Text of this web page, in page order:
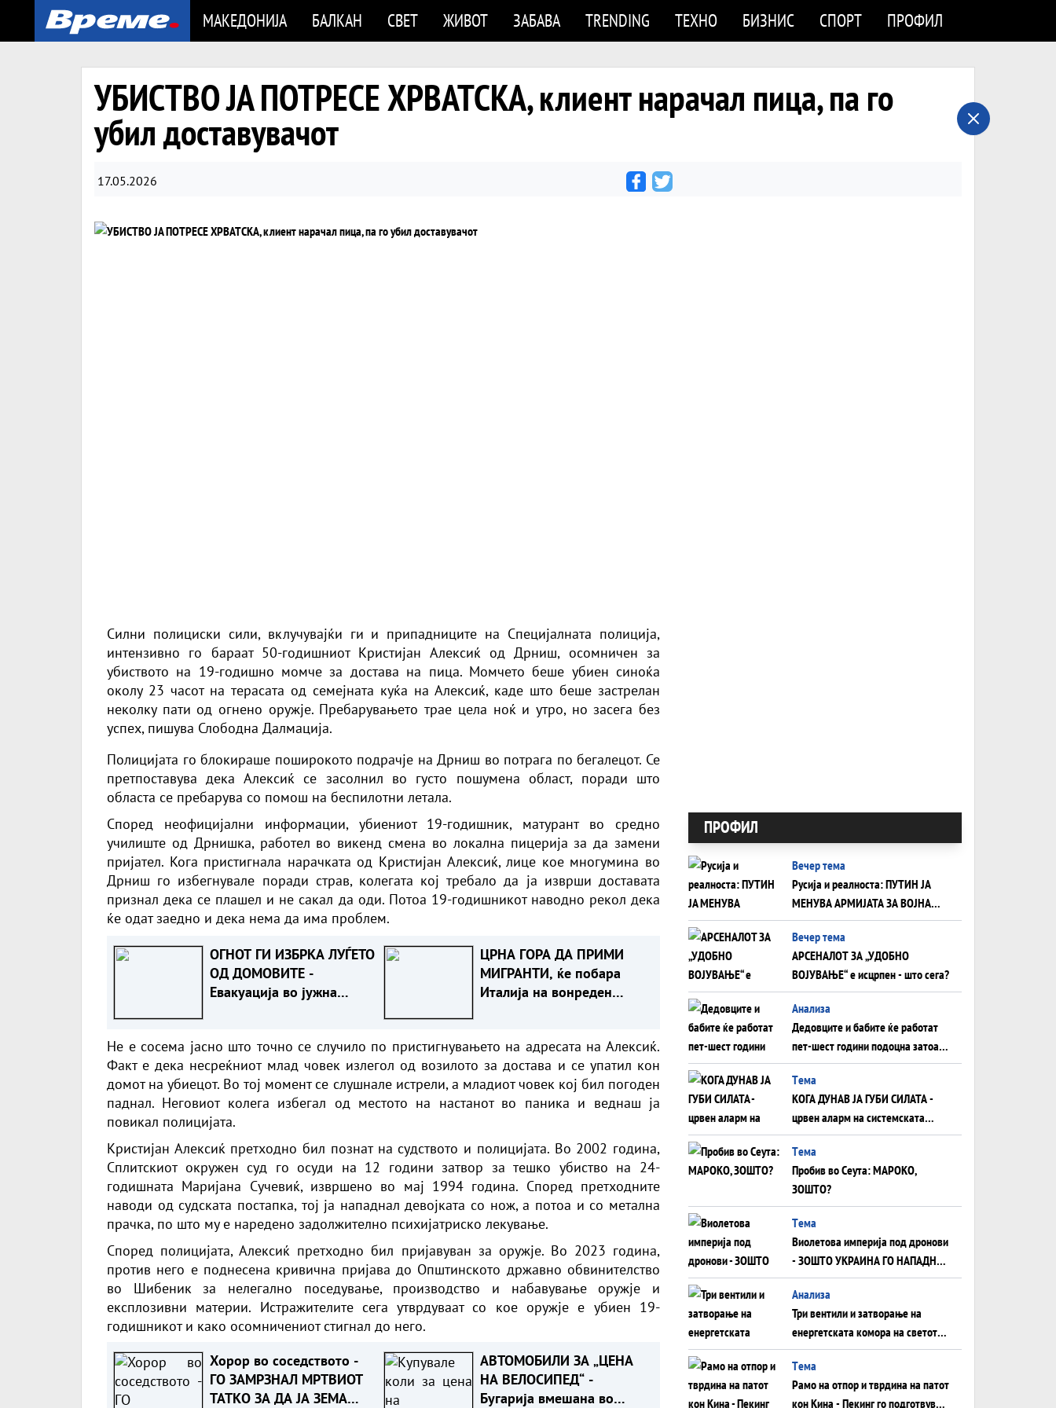
МАКЕДОНИЈА БАЛКАН СВЕТ ЖИВОТ ЗАБАВА TRENDING ТЕХНО БИЗНИС СПОРТ ПРОФИЛ
УБИСТВО ЈА ПОТРЕСЕ ХРВАТСКА, клиент нарачал пица, па го
убил доставувачот
17.05.2026
Силни полициски сили, вклучувајќи ги и припадниците на Специјалната полиција,
интензивно го бараат 50-годишниот Кристијан Алексиќ од Дрниш, осомничен за
убиството на 19-годишно момче за достава на пица. Момчето беше убиен синоќа
околу 23 часот на терасата од семејната куќа на Алексиќ, каде што беше застрелан
неколку пати од огнено оружје. Пребарувањето трае цела ноќ и утро, но засега без
успех, пишува Слободна Далмација.
Полицијата го блокираше поширокото подрачје на Дрниш во потрага по бегалецот. Се
претпоставува дека Алексиќ се засолнил во густо пошумена област, поради што
областа се пребарува со помош на беспилотни летала.
Според неофицијални информации, убиениот 19-годишник, матурант во средно
училиште од Дрнишка, работел во викенд смена во локална пицерија за да замени
пријател. Кога пристигнала нарачката од Кристијан Алексиќ, лице кое многумина во
Дрниш го избегнувале поради страв, колегата кој требало да ја изврши доставата
признал дека се плашел и не сакал да оди. Потоа 19-годишникот наводно рекол дека
ќе одат заедно и дека нема да има проблем.
ОГНОТ ГИ ИЗБРКА ЛУЃЕТО
ОД ДОМОВИТЕ -
Евакуација во јужна
јазици
ЦРНА ГОРА ДА ПРИМИ
МИГРАНТИ, ќе побара
Италија на вонреден
Не е сосема јасно што точно се случило по пристигнувањето на адресата на Алексиќ.
Факт е дека несреќниот млад човек излегол од возилото за достава и се упатил кон
домот на убиецот. Во тој момент се слушнале истрели, а младиот човек кој бил погоден
паднал. Неговиот колега избегал од местото на настанот во паника и веднаш ја
повикал полицијата.
Кристијан Алексиќ претходно бил познат на судството и полицијата. Во 2002 година,
Сплитскиот окружен суд го осуди на 12 години затвор за тешко убиство на 24-
годишната Маријана Сучевиќ, извршено во мај 1994 година. Според претходните
наводи од судската постапка, тој ја нападнал девојката со нож, а потоа и со метална
прачка, по што му е наредено задолжително психијатриско лекување.
Според полицијата, Алексиќ претходно бил пријавуван за оружје. Во 2023 година,
против него е поднесена кривична пријава до Општинското државно обвинителство
во Шибеник за нелегално поседување, производство и набавување оружје и
експлозивни материи. Истражителите сега утврдуваат со кое оружје е убиен 19-
годишникот и како осомничениот стигнал до него.
Хорор во соседството -
ГО ЗАМРЗНАЛ МРТВИОТ
ТАТКО ЗА ДА ЈА ЗЕМА
АВТОМОБИЛИ ЗА „ЦЕНА
НА ВЕЛОСИПЕД“ -
Бугарија вмешана во
ПРОФИЛ
Вечер тема
Русија и реалноста: ПУТИН ЈА
МЕНУВА АРМИЈАТА ЗА ВОЈНА
ШТО ОСТАНУВА БЕЗ ФРОНТ
Вечер тема
АРСЕНАЛОТ ЗА „УДОБНО
ВОЈУВАЊЕ“ е исцрпен - што сега?
Анализа
Дедовците и бабите ќе работат
пет-шест години подоцна затоа
што НЕМААТ ВНУЦИ ДА ГИ
ЗАМЕНАТ
Tема
КОГА ДУНАВ ЈА ГУБИ СИЛАТА -
црвен аларм на системската
плоча од јужна Германија до
Црното Море...
Tема
Пробив во Сеута: МАРОКО,
ЗОШТО?
Tема
Виолетова империја под дронови
- ЗОШТО УКРАИНА ГО НАПАДНА
РУСКИОТ WILDBERRIES
Aнализа
Три вентили и затворање на
енергетската комора на светот:
Нападот во Суец најавува
глобален енергетски инфаркт?
Tема
Рамо на отпор и тврдина на патот
кон Кина - Пекинг го подготвува